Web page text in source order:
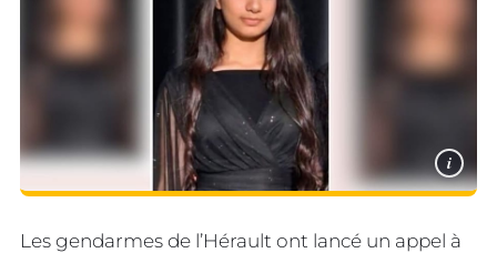
i
Les gendarmes de l’Hérault ont lancé un appel à